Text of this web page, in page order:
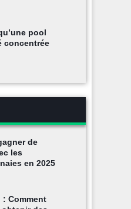
pool
concentrée
de
les
en 2025
: Comment